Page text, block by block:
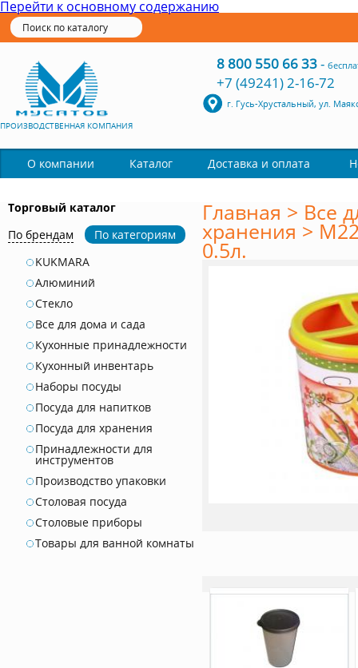
Перейти к основному содержанию
ПРОИЗВОДСТВЕННАЯ КОМПАНИЯ
8 800 550 66 33-
+7 (49241) 2-16-72
г. Гусь-Хрустальный, ул.
О компании Каталог Доставка и оплата
Торговый каталог
По брендам
По категориям
KUKMARA
Алюминий
Стекло
Все для дома и сада
Кухонные принадлежности
Кухонный инвентарь
Наборы посуды
Посуда для напитков
Посуда для хранения
Принадлежности для
инструментов
Производство упаковки
Столовая посуда
Столовые приборы
Товары для ванной комнаты
Главная > Все
хранения >
0.5л.